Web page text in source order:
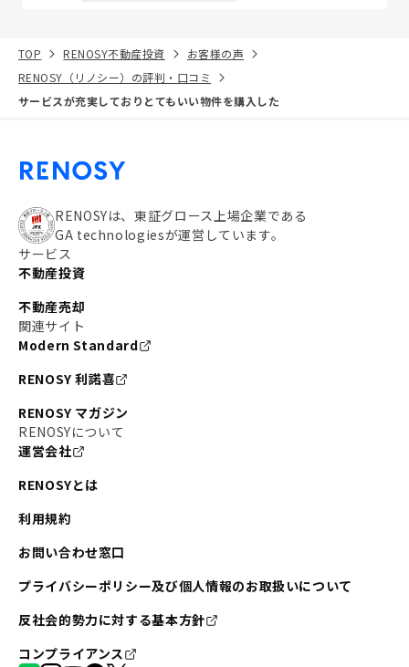
TOP RENOSY不動産投資
お客様の声
RENOSY（リノシー）の評判・口コミ
サービスが充実しておりとてもいい物件を購入した
RENOSYは、東証グロース上場企業である
GA technologiesが運営しています。
サービス
不動産投資
不動産売却
関連サイト
Modern Standard
RENOSY 利諾喜
RENOSY マガジン
RENOSYについて
運営会社
RENOSYとは
利用規約
お問い合わせ窓口
プライバシーポリシー及び個人情報のお取扱いについて
反社会的勢力に対する基本方針
コンプライアンス